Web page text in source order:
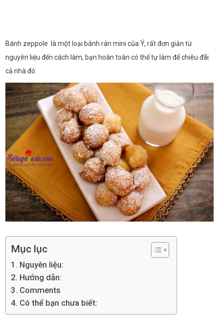
Bánh zeppole là một loại bánh rán mini của Ý, rất đơn giản từ
nguyên liệu đến cách làm, bạn hoàn toàn có thể tự làm để chiêu đãi
cả nhà đó.
Mục lục
Nguyên liệu:
Hướng dẫn:
Comments
Có thể bạn chưa biết: